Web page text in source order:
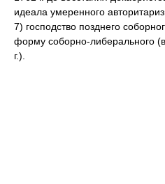
идеала умеренного
7) господство позднего
форму соборно-либерального
г.).